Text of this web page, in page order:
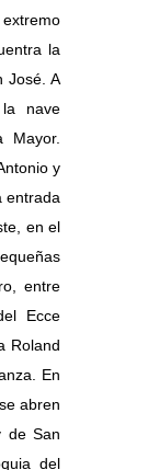
la
José. A
nave
Mayor.
y
entrada
en el
entre
Ecce
Roland
En
abren
de San
del